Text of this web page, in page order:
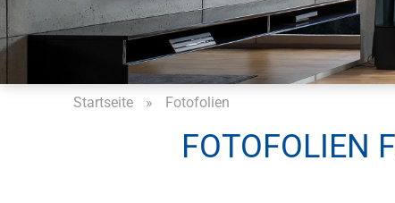
Startseite » Fotofolien
FOTOFOLIEN